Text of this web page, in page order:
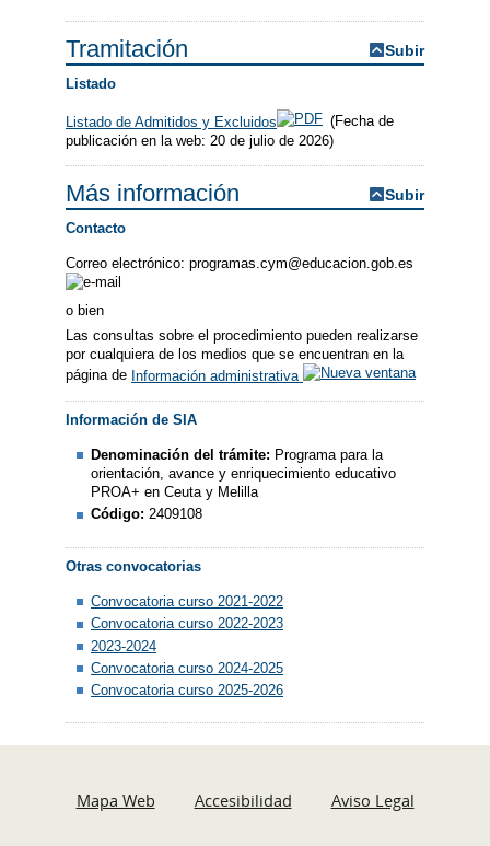
Tramitación Subir
Listado
Listado de Admitidos y Excluidos
(Fecha de
publicación en la web: 20 de julio de 2026)
Más información Subir
Contacto
Correo electrónico: programas.cym@educacion.gob.es
o bien
Las consultas sobre el procedimiento pueden realizarse
por cualquiera de los medios que se encuentran en la
página de Información administrativa
Información de SIA
Denominación del trámite: Programa para la
orientación, avance y enriquecimiento educativo
PROA+ en Ceuta y Melilla
Código:2409108
Otras convocatorias
Convocatoria curso 2021-2022
Convocatoria curso 2022-2023
2023-2024
Convocatoria curso 2024-2025
Convocatoria curso 2025-2026
Mapa Web Accesibilidad Aviso Legal